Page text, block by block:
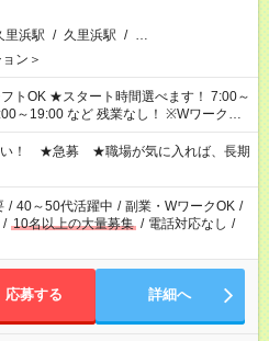
里浜駅 / 久里浜駅 / …
ン＞
ます！ 7:00～
など 残業なし！ ※Wワークの
せ週40時間超の就業はご案内できませ
時間以上勤務は社会保険への加入対象
法（日雇い派遣の原則禁止）により、
ご案内が難しい場合があります
い！ ★急募 ★職場が気に入れば、長期
/ 40～50代活躍中 / 副業・WワークOK /
/ 10名以上の大量募集 / 電話対応なし /
応募する 詳細へ